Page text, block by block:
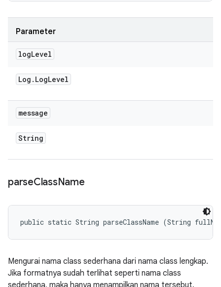
Parameter
logLevel
Log . LogLevel
message
String
parseClassName
public static String parseClassName (String
Mengurai nama class sederhana dari nama class lengkap.
Jika formatnya sudah terlihat seperti nama class
sederhana, maka hanya menampilkan nama tersebut.